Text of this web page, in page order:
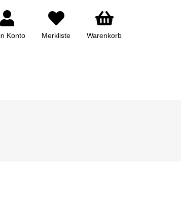
Konto Merkliste Warenkorb